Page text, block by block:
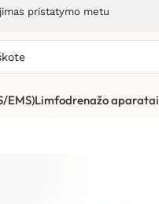
pristatymo metu
EMS)Limfodrenažo aparatai